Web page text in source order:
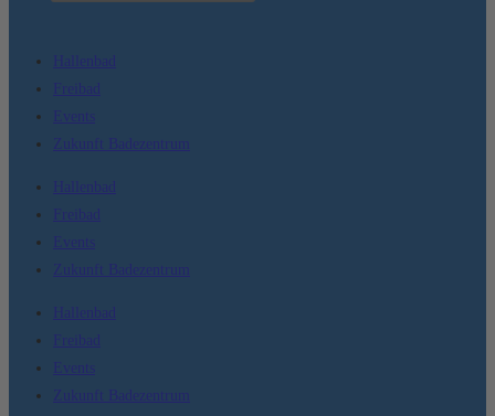
Hallenbad
Freibad
Events
Zukunft Badezentrum
Hallenbad
Freibad
Events
Zukunft Badezentrum
Hallenbad
Freibad
Events
Zukunft Badezentrum